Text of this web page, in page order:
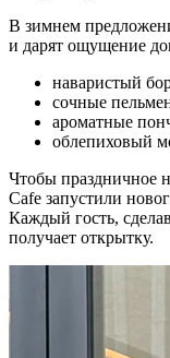
В зимнем
и дарят ощущение
наваристый
сочные
ароматные
облепиховый
Чтобы праздничное
Cafe запустили
Каждый гость,
получает открытку.